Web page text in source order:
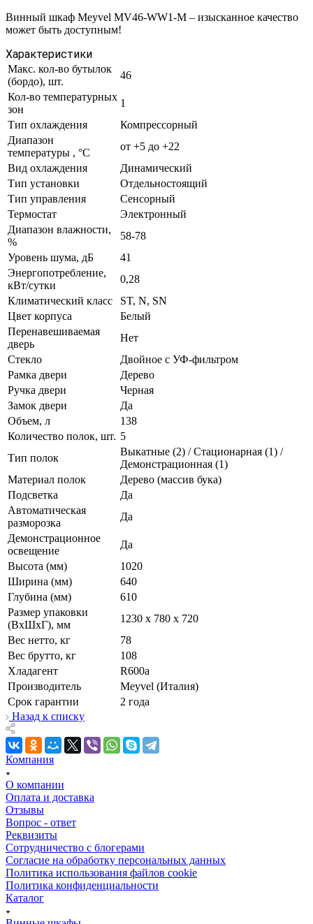
Винный шкаф Meyvel MV46-WW1-M – изысканное качество
может быть доступным!
Характеристики
Макс. кол-во бутылок
(бордо), шт.
46
Кол-во температурных
зон
1
Тип охлаждения
Компрессорный
Диапазон
температуры , °C
от +5 до +22
Вид охлаждения
Динамический
Тип установки
Отдельностоящий
Тип управления
Сенсорный
Термостат
Электронный
Диапазон влажности,
%
58-78
Уровень шума, дБ
41
Энергопотребление,
кВт/сутки
0,28
Климатический класс
ST, N, SN
Цвет корпуса
Белый
Перенавешиваемая
дверь
Нет
Стекло
Двойное с УФ-фильтром
Рамка двери
Дерево
Ручка двери
Черная
Замок двери
Да
Объем, л
138
Количество полок, шт. 5
Тип полок
Выкатные (2) / Стационарная (1) /
Демонстрационная (1)
Материал полок
Дерево (массив бука)
Подсветка
Да
Автоматическая
разморозка
Да
Демонстрационное
освещение
Да
Высота (мм)
1020
Ширина (мм)
640
Глубина (мм)
610
Размер упаковки
(ВxШxГ), мм
1230 х 780 х 720
Вес нетто, кг
78
Вес брутто, кг
108
Хладагент
R600a
Производитель
Meyvel (Италия)
Срок гарантии
2 года
Назад к списку
Компания
О компании
Оплата и доставка
Отзывы
Вопрос - ответ
Реквизиты
Сотрудничество с блогерами
Согласие на обработку персональных данных
Политика использования файлов cookie
Политика конфиденциальности
Каталог